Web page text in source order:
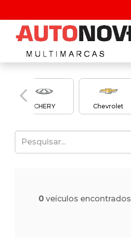
CHERY Chevrolet
0 veículos encontrados